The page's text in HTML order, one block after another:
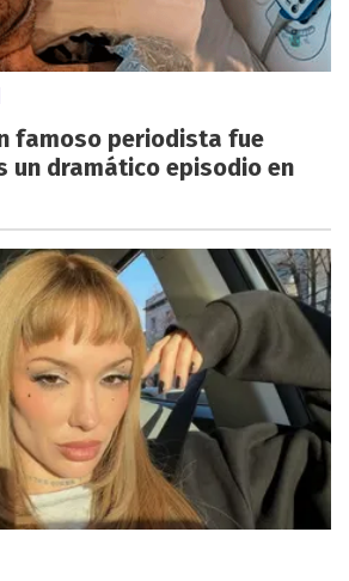
famoso periodista fue
un dramático episodio en